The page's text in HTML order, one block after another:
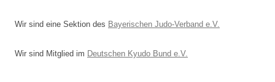
Wir sind eine Sektion des Bayerischen Judo-Verband e.V.
Wir sind Mitglied im Deutschen Kyudo Bund e.V.